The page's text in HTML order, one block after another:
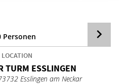
Personen
TURM ESS­LIN­GEN
Esslingen am Neckar